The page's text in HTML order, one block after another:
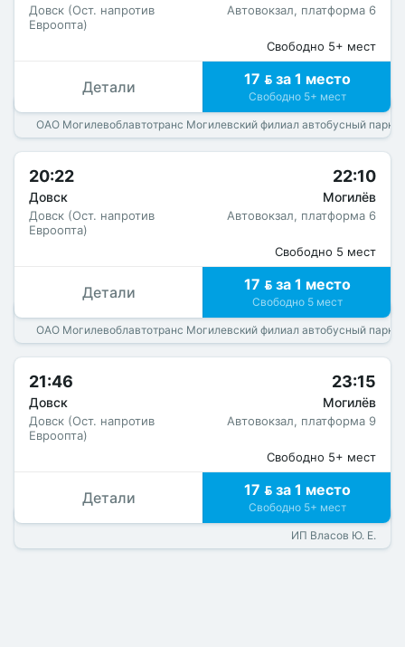
Довск (Ост. напротив
Евроопта)
Автовокзал, платформа 6
Свободно 5+ мест
Детали 17  за 1 место
Свободно 5+ мест
ОАО Могилевоблавтотранс Могилевский филиал автобусный парк
20:22
Довск
Довск (Ост. напротив
Евроопта)
22:10
Могилёв
Автовокзал, платформа 6
Свободно 5 мест
Детали 17  за 1 место
Свободно 5 мест
ОАО Могилевоблавтотранс Могилевский филиал автобусный парк
21:46
Довск
Довск (Ост. напротив
Евроопта)
23:15
Могилёв
Автовокзал, платформа 9
Свободно 5+ мест
Детали 17  за 1 место
Свободно 5+ мест
ИП Власов Ю. Е.